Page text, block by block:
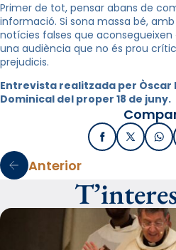
Primer de tot, pensar abans de
informació. Si sona massa bé,
notícies falses que
una audiència que no és prou
prejudicis.
Entrevista realitzada per Òscar
Dominical del proper 18 de juny.
Facebook
X /
Anterior